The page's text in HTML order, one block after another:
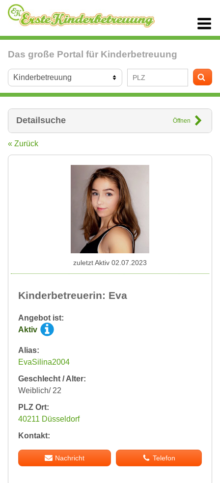
Das große Portal für Kinderbetreuung
Detailsuche Öffnen
« Zurück
Kinderbetreuerin: Eva
Angebot ist:
Aktiv
Alias:
EvaSilina2004
Geschlecht / Alter:
Weiblich/ 22
PLZ Ort:
40211 Düsseldorf
Kontakt:
Nachricht Telefon
zuletzt Aktiv 02.07.2023